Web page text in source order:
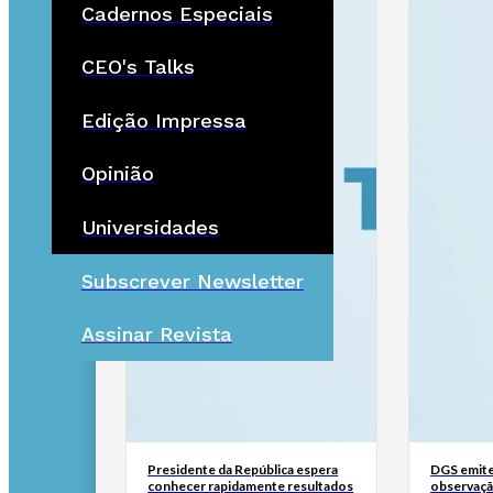
Cadernos Especiais
CEO's Talks
Edição Impressa
Opinião
Universidades
Subscrever Newsletter
Assinar Revista
Presidente da República espera
conhecer rapidamente resultados
DGS